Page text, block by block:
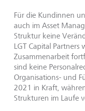
Für die Kundinnen
auch im Asset
Struktur keine
LGT Capital
Zusammenarbeit
sind keine
Organisations- und
2021 in Kraft,
Strukturen im Laufe